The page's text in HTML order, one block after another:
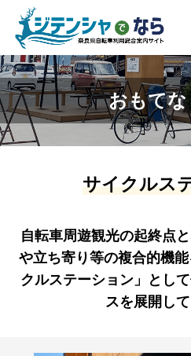
おもてな
サイクルス
自転車周遊観光の起終点
や立ち寄り等の複合的機
クルステーション」とし
スを展開して